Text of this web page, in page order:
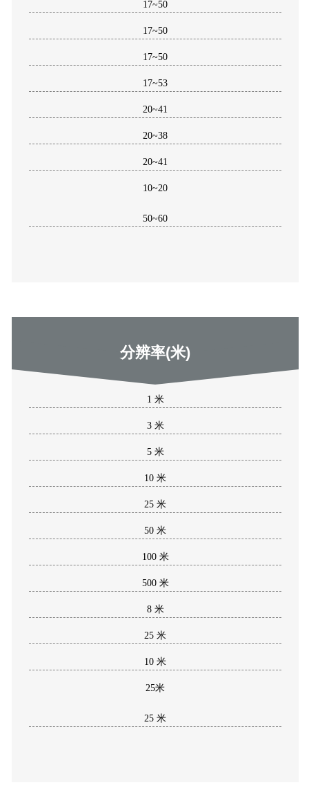
17~50
17~50
17~50
17~53
20~41
20~38
20~41
10~20
50~60
分辨率(米)
1 米
3 米
5 米
10 米
25 米
50 米
100 米
500 米
8 米
25 米
10 米
25米
25 米